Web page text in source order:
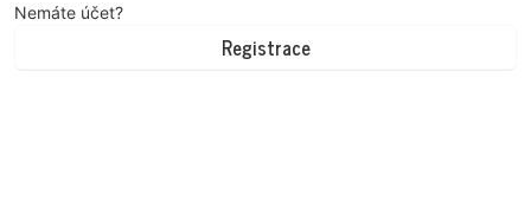
Nemáte účet?
Registrace